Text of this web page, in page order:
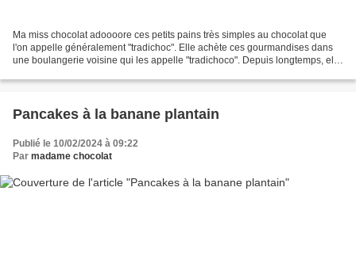
Ma miss chocolat adoooore ces petits pains très simples au chocolat que
l'on appelle généralement "tradichoc". Elle achète ces gourmandises dans
une boulangerie voisine qui les appelle "tradichoco". Depuis longtemps, elle
Pancakes à la banane plantain
Publié le 10/02/2024 à 09:22
Par madame chocolat